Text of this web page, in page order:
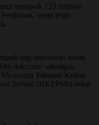
termasuk 133 nelayan
tetapi telah
lagi diteruskan untuk
dokumen sokongan
Tahunan Kedua
Berhad (KKPPSB) dekat